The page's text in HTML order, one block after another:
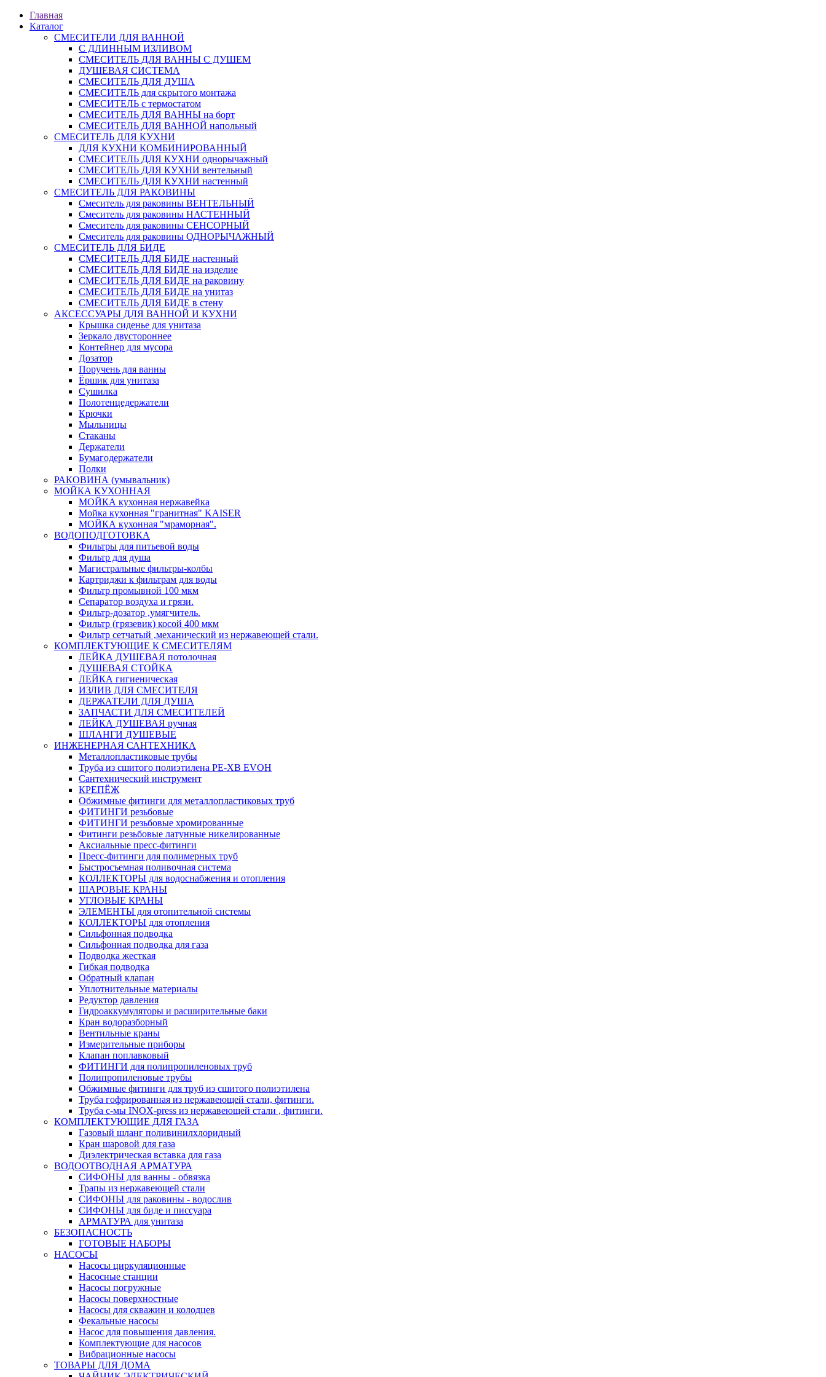
Главная
Каталог
СМЕСИТЕЛИ ДЛЯ ВАННОЙ
С ДЛИННЫМ ИЗЛИВОМ
СМЕСИТЕЛЬ ДЛЯ ВАННЫ С ДУШЕМ
ДУШЕВАЯ СИСТЕМА
СМЕСИТЕЛЬ ДЛЯ ДУША
СМЕСИТЕЛЬ для скрытого монтажа
СМЕСИТЕЛЬ с термостатом
СМЕСИТЕЛЬ ДЛЯ ВАННЫ на борт
СМЕСИТЕЛЬ ДЛЯ ВАННОЙ напольный
СМЕСИТЕЛЬ ДЛЯ КУХНИ
ДЛЯ КУХНИ КОМБИНИРОВАННЫЙ
СМЕСИТЕЛЬ ДЛЯ КУХНИ однорычажный
СМЕСИТЕЛЬ ДЛЯ КУХНИ вентельный
СМЕСИТЕЛЬ ДЛЯ КУХНИ настенный
СМЕСИТЕЛЬ ДЛЯ РАКОВИНЫ
Смеситель для раковины ВЕНТЕЛЬНЫЙ
Смеситель для раковины НАСТЕННЫЙ
Смеситель для раковины СЕНСОРНЫЙ
Смеситель для раковины ОДНОРЫЧАЖНЫЙ
СМЕСИТЕЛЬ ДЛЯ БИДЕ
СМЕСИТЕЛЬ ДЛЯ БИДЕ настенный
СМЕСИТЕЛЬ ДЛЯ БИДЕ на изделие
СМЕСИТЕЛЬ ДЛЯ БИДЕ на раковину
СМЕСИТЕЛЬ ДЛЯ БИДЕ на унитаз
СМЕСИТЕЛЬ ДЛЯ БИДЕ в стену
АКСЕССУАРЫ ДЛЯ ВАННОЙ И КУХНИ
Крышка сиденье для унитаза
Зеркало двустороннее
Контейнер для мусора
Дозатор
Поручень для ванны
Ёршик для унитаза
Сушилка
Полотенцедержатели
Крючки
Мыльницы
Стаканы
Держатели
Бумагодержатели
Полки
РАКОВИНА (умывальник)
МОЙКА КУХОННАЯ
МОЙКА кухонная нержавейка
Мойка кухонная "гранитная" KAISER
МОЙКА кухонная "мраморная".
ВОДОПОДГОТОВКА
Фильтры для питьевой воды
Фильтр для душа
Магистральные фильтры-колбы
Картриджи к фильтрам для воды
Фильтр промывной 100 мкм
Сепаратор воздуха и грязи.
Фильтр-дозатор ,умягчитель.
Фильтр (грязевик) косой 400 мкм
Фильтр сетчатый ,механический из нержавеющей стали.
КОМПЛЕКТУЮЩИЕ К СМЕСИТЕЛЯМ
ЛЕЙКА ДУШЕВАЯ потолочная
ДУШЕВАЯ СТОЙКА
ЛЕЙКА гигиеническая
ИЗЛИВ ДЛЯ СМЕСИТЕЛЯ
ДЕРЖАТЕЛИ ДЛЯ ДУША
ЗАПЧАСТИ ДЛЯ СМЕСИТЕЛЕЙ
ЛЕЙКА ДУШЕВАЯ ручная
ШЛАНГИ ДУШЕВЫЕ
ИНЖЕНЕРНАЯ САНТЕХНИКА
Металлопластиковые трубы
Труба из сшитого полиэтилена PE-XB EVOH
Сантехнический инструмент
КРЕПЁЖ
Обжимные фитинги для металлопластиковых труб
ФИТИНГИ резьбовые
ФИТИНГИ резьбовые хромированные
Фитинги резьбовые латунные никелированные
Аксиальные пресс-фитинги
Пресс-фитинги для полимерных труб
Быстросъемная поливочная система
КОЛЛЕКТОРЫ для водоснабжения и отопления
ШАРОВЫЕ КРАНЫ
УГЛОВЫЕ КРАНЫ
ЭЛЕМЕНТЫ для отопительной системы
КОЛЛЕКТОРЫ для отопления
Сильфонная подводка
Cильфонная подводка для газа
Подводка жесткая
Гибкая подводка
Обратный клапан
Уплотнительные материалы
Редуктор давления
Гидроаккумуляторы и расширительные баки
Кран водоразборный
Вентильные краны
Измерительные приборы
Клапан поплавковый
ФИТИНГИ для полипропиленовых труб
Полипропиленовые трубы
Обжимные фитинги для труб из сшитого полиэтилена
Труба гофрированная из нержавеющей стали, фитинги.
Труба с-мы INOX-press из нержавеющей стали , фитинги.
КОМПЛЕКТУЮЩИЕ ДЛЯ ГАЗА
Газовый шланг поливинилхлоридный
Кран шаровой для газа
Диэлектрическая вставка для газа
ВОДООТВОДНАЯ АРМАТУРА
СИФОНЫ для ванны - обвязка
Трапы из нержавеющей стали
СИФОНЫ для раковины - водослив
СИФОНЫ для биде и писсуара
АРМАТУРА для унитаза
БЕЗОПАСНОСТЬ
ГОТОВЫЕ НАБОРЫ
НАСОСЫ
Насосы циркуляционные
Насосные станции
Насосы погружные
Насосы поверхностные
Насосы для скважин и колодцев
Фекальные насосы
Насос для повышения давления.
Комплектующие для насосов
Вибрационные насосы
ТОВАРЫ ДЛЯ ДОМА